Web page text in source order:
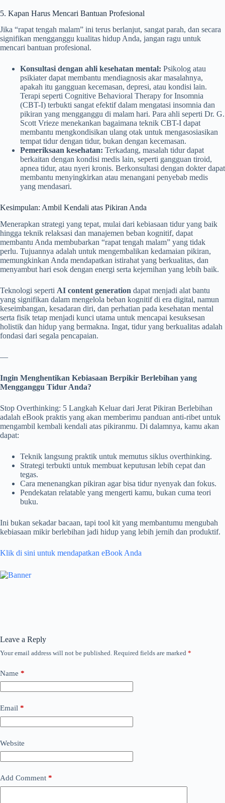
5. Kapan Harus Mencari Bantuan Profesional
Jika “rapat tengah malam” ini terus berlanjut, sangat parah, dan secara
signifikan mengganggu kualitas hidup Anda, jangan ragu untuk
mencari bantuan profesional.
Konsultasi dengan ahli kesehatan mental: Psikolog atau
psikiater dapat membantu mendiagnosis akar masalahnya,
apakah itu gangguan kecemasan, depresi, atau kondisi lain.
Terapi seperti Cognitive Behavioral Therapy for Insomnia
(CBT-I) terbukti sangat efektif dalam mengatasi insomnia dan
pikiran yang mengganggu di malam hari. Para ahli seperti Dr. G.
Scott Vrieze menekankan bagaimana teknik CBT-I dapat
membantu mengkondisikan ulang otak untuk mengasosiasikan
tempat tidur dengan tidur, bukan dengan kecemasan.
Pemeriksaan kesehatan: Terkadang, masalah tidur dapat
berkaitan dengan kondisi medis lain, seperti gangguan tiroid,
apnea tidur, atau nyeri kronis. Berkonsultasi dengan dokter dapat
membantu menyingkirkan atau menangani penyebab medis
yang mendasari.
Kesimpulan: Ambil Kendali atas Pikiran Anda
Menerapkan strategi yang tepat, mulai dari kebiasaan tidur yang baik
hingga teknik relaksasi dan manajemen beban kognitif, dapat
membantu Anda membubarkan “rapat tengah malam” yang tidak
perlu. Tujuannya adalah untuk mengembalikan kedamaian pikiran,
memungkinkan Anda mendapatkan istirahat yang berkualitas, dan
menyambut hari esok dengan energi serta kejernihan yang lebih baik.
Teknologi seperti AI content generation dapat menjadi alat bantu
yang signifikan dalam mengelola beban kognitif di era digital, namun
keseimbangan, kesadaran diri, dan perhatian pada kesehatan mental
serta fisik tetap menjadi kunci utama untuk mencapai kesuksesan
holistik dan hidup yang bermakna. Ingat, tidur yang berkualitas adalah
fondasi dari segala pencapaian.
—
Ingin Menghentikan Kebiasaan Berpikir Berlebihan yang
Mengganggu Tidur Anda?
Stop Overthinking: 5 Langkah Keluar dari Jerat Pikiran Berlebihan
adalah eBook praktis yang akan memberimu panduan anti-ribet untuk
mengambil kembali kendali atas pikiranmu. Di dalamnya, kamu akan
dapat:
Teknik langsung praktik untuk memutus siklus overthinking.
Strategi terbukti untuk membuat keputusan lebih cepat dan
tegas.
Cara menenangkan pikiran agar bisa tidur nyenyak dan fokus.
Pendekatan relatable yang mengerti kamu, bukan cuma teori
buku.
Ini bukan sekadar bacaan, tapi tool kit yang membantumu mengubah
kebiasaan mikir berlebihan jadi hidup yang lebih jernih dan produktif.
Klik di sini untuk mendapatkan eBook Anda
Leave a Reply
Your email address will not be published. Required fields are marked *
Name *
Email *
Website
Add Comment *